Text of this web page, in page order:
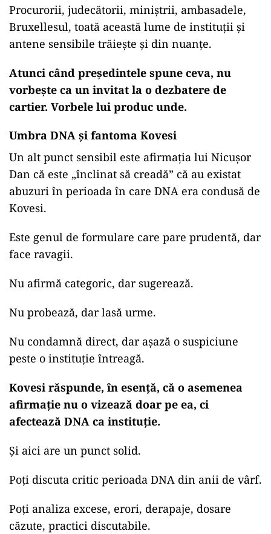
Procurorii, judecătorii, miniștrii, ambasadele,
Bruxellesul, toată această lume de instituții și
antene sensibile trăiește și din nuanțe.
Atunci când președintele spune ceva, nu
vorbește ca un invitat la o dezbatere de
cartier. Vorbele lui produc unde.
Umbra DNA și fantoma Kovesi
Un alt punct sensibil este afirmația lui Nicușor
Dan că este „înclinat să creadă” că au existat
abuzuri în perioada în care DNA era condusă de
Kovesi.
Este genul de formulare care pare prudentă, dar
face ravagii.
Nu afirmă categoric, dar sugerează.
Nu probează, dar lasă urme.
Nu condamnă direct, dar așază o suspiciune
peste o instituție întreagă.
Kovesi răspunde, în esență, că o asemenea
afirmație nu o vizează doar pe ea, ci
afectează DNA ca instituție.
Și aici are un punct solid.
Poți discuta critic perioada DNA din anii de vârf.
Poți analiza excese, erori, derapaje, dosare
căzute, practici discutabile.